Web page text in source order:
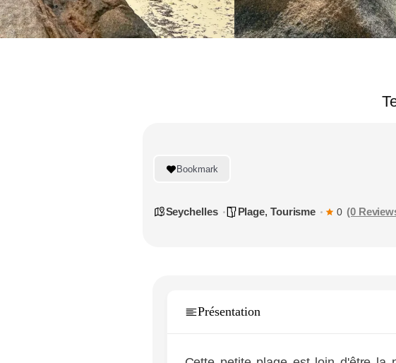
GUADELOUPE
Bookmark
Seychelles Plage, Tourisme 0 (0
Présentation